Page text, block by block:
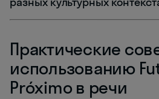
Практические
использованию
Próximo в речи